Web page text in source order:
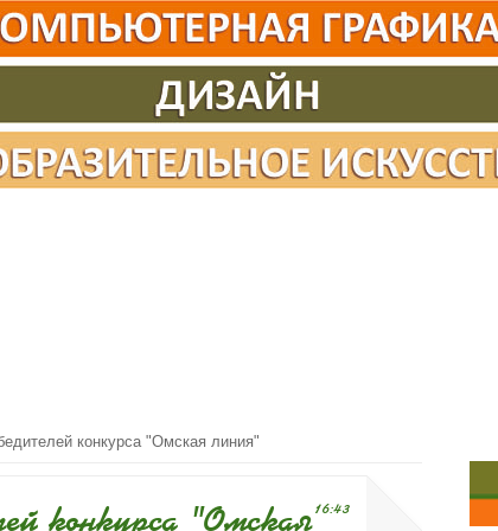
конкурса "Омская линия"
16:43
конкурса "Омская